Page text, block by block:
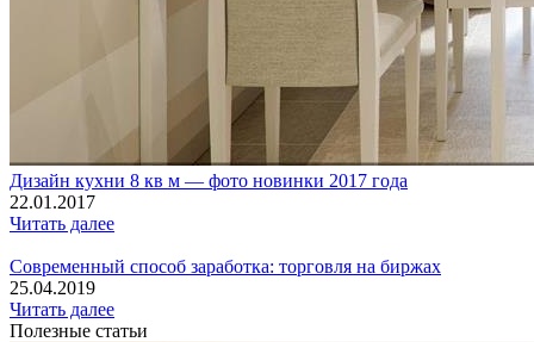
Дизайн кухни 8 кв м — фото новинки 2017 года
22.01.2017
Читать далее
Современный способ заработка: торговля на биржах
25.04.2019
Читать далее
Полезные статьи